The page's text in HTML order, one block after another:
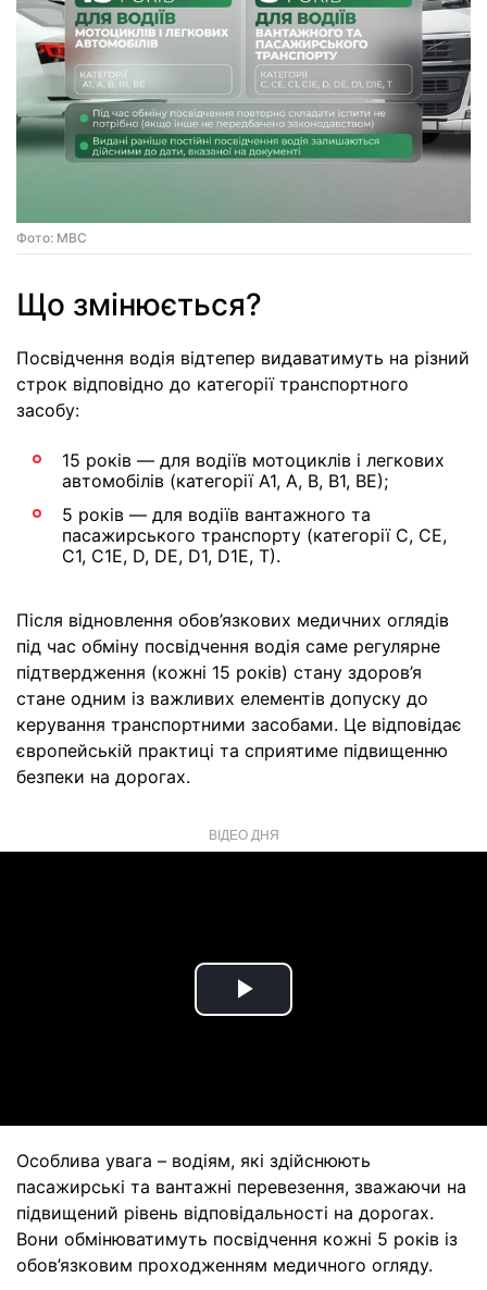
Фото: МВС
Що змінюється?
Посвідчення водія відтепер видаватимуть на різний
строк відповідно до категорії транспортного
засобу:
15 років — для водіїв мотоциклів і легкових
автомобілів (категорії А1, А, В, В1, ВЕ);
5 років — для водіїв вантажного та
пасажирського транспорту (категорії С, СЕ,
С1, С1Е, D, DE, D1, D1Е, Т).
Після відновлення обов’язкових медичних оглядів
під час обміну посвідчення водія саме регулярне
підтвердження (кожні 15 років) стану здоров’я
стане одним із важливих елементів допуску до
керування транспортними засобами. Це відповідає
європейській практиці та сприятиме підвищенню
безпеки на дорогах.
ВІДЕО ДНЯ
Play
Особлива увага – водіям, які здійснюють
пасажирські та вантажні перевезення, зважаючи на
підвищений рівень відповідальності на дорогах.
Вони обмінюватимуть посвідчення кожні 5 років із
обов’язковим проходженням медичного огляду.